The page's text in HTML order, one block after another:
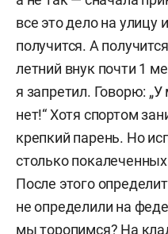
все это дело на улицу
получится. А
летний внук почти 1
я запретил. Говорю:
нет!“ Хотя спортом
крепкий парень. Но
столько
После этого
не определили на
мы торопимся? На